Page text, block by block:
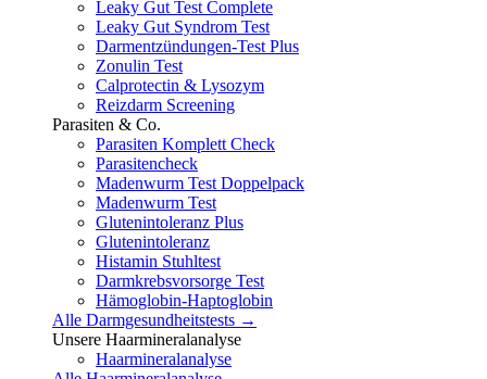
Leaky Gut Test Complete
Leaky Gut Syndrom Test
Darmentzündungen-Test Plus
Zonulin Test
Calprotectin & Lysozym
Reizdarm Screening
Parasiten & Co.
Parasiten Komplett Check
Parasitencheck
Madenwurm Test Doppelpack
Madenwurm Test
Glutenintoleranz Plus
Glutenintoleranz
Histamin Stuhltest
Darmkrebsvorsorge Test
Hämoglobin-Haptoglobin
Alle Darmgesundheitstests →
Unsere Haarmineralanalyse
Haarmineralanalyse